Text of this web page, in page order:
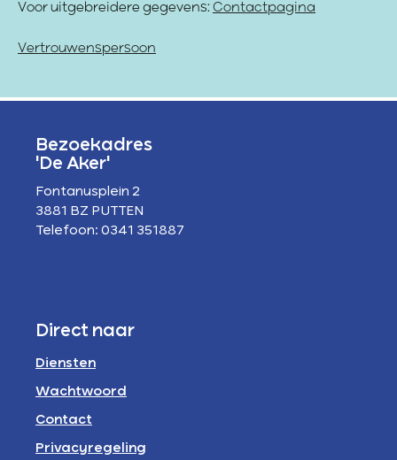
Voor uitgebreidere gegevens: Contactpagina
Vertrouwenspersoon
Bezoekadres
'De Aker'
Fontanusplein 2
3881 BZ PUTTEN
Telefoon: 0341 351887
Direct naar
Diensten
Wachtwoord
Contact
Privacyregeling